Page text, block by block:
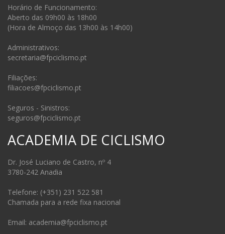
Horário de Funcionamento:
Aberto das 09h00 às 18h00
(Hora de Almoço das 13h00 às 14h00)
Administrativos:
secretaria@fpciclismo.pt
Filiações:
filiacoes@fpciclismo.pt
Seguros - Sinistros:
seguros@fpciclismo.pt
ACADEMIA DE CICLISMO
Dr. José Luciano de Castro, nº 4
3780-242 Anadia
Telefone: (+351) 231 522 581
Chamada para a rede fixa nacional
Email: academia@fpciclismo.pt